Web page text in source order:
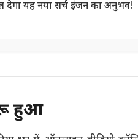
यह नया सर्च इंजन का अनुभव!
हुआ